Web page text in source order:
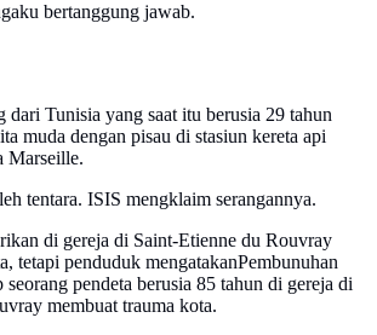
bertanggung jawab.
dari Tunisia yang saat itu berusia 29 tahun
muda dengan pisau di stasiun kereta api
Marseille.
tentara. ISIS mengklaim serangannya.
di gereja di Saint-Etienne du Rouvray
tetapi penduduk mengatakanPembunuhan
seorang pendeta berusia 85 tahun di gereja di
membuat trauma kota.